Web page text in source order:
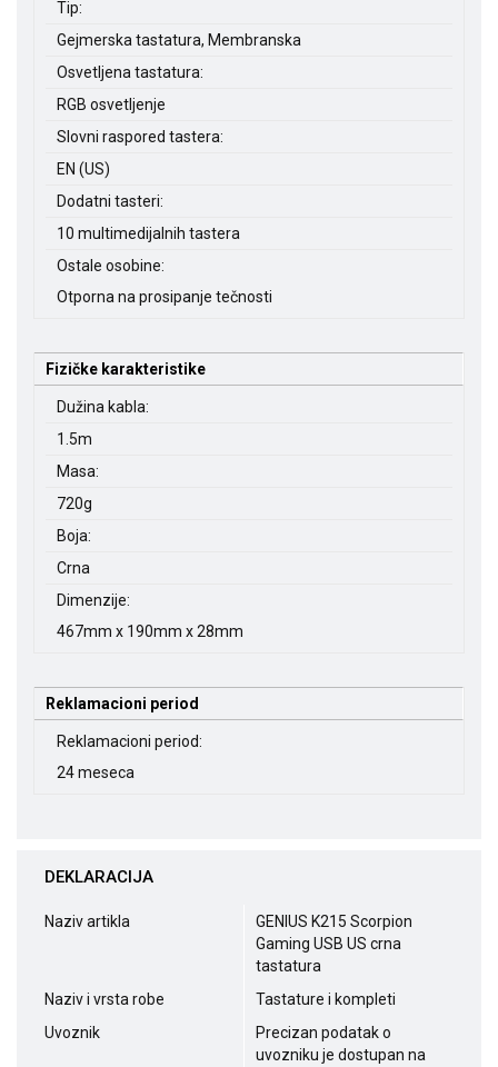
Tip:
Gejmerska tastatura, Membranska
Osvetljena tastatura:
RGB osvetljenje
Slovni raspored tastera:
EN (US)
Dodatni tasteri:
10 multimedijalnih tastera
Ostale osobine:
Otporna na prosipanje tečnosti
Fizičke karakteristike
Dužina kabla:
1.5m
Masa:
720g
Boja:
Crna
Dimenzije:
467mm x 190mm x 28mm
Reklamacioni period
Reklamacioni period:
24 meseca
DEKLARACIJA
Naziv artikla
GENIUS K215 Scorpion
Gaming USB US crna
tastatura
Naziv i vrsta robe
Tastature i kompleti
Uvoznik
Precizan podatak o
uvozniku je dostupan na